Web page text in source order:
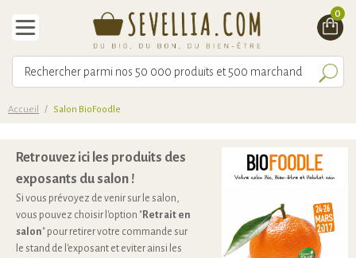
0
Accueil / Salon BioFoodle
Retrouvez ici les produits des
exposants du salon !
Si vous prévoyez de venir sur le salon,
vous pouvez choisir l'option "Retrait en
salon" pour retirer votre commande sur
le stand de l'exposant et eviter ainsi les